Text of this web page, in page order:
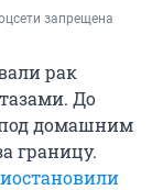
запрещена
рак
До
под домашним
границу.